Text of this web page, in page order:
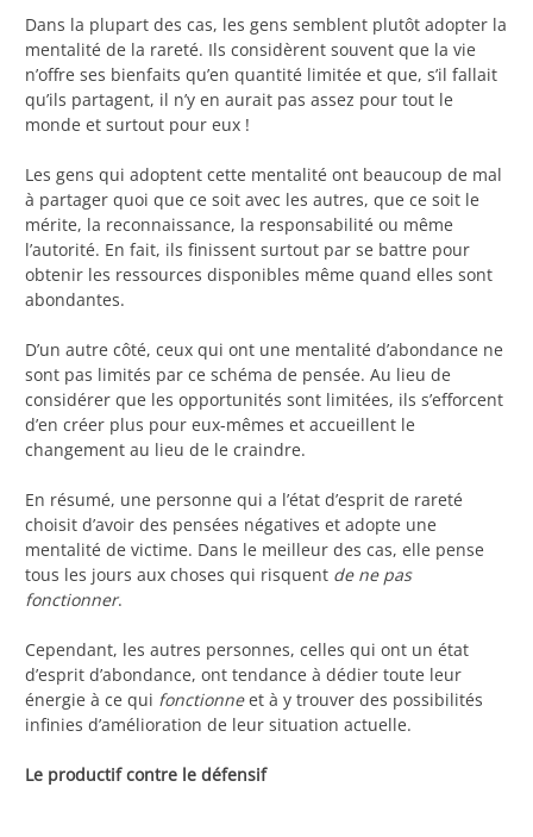
Dans la plupart des cas, les gens semblent plutôt adopter la
mentalité de la rareté. Ils considèrent souvent que la vie
n’offre ses bienfaits qu’en quantité limitée et que, s’il fallait
qu’ils partagent, il n’y en aurait pas assez pour tout le
monde et surtout pour eux !
Les gens qui adoptent cette mentalité ont beaucoup de mal
à partager quoi que ce soit avec les autres, que ce soit le
mérite, la reconnaissance, la responsabilité ou même
l’autorité. En fait, ils finissent surtout par se battre pour
obtenir les ressources disponibles même quand elles sont
abondantes.
D’un autre côté, ceux qui ont une mentalité d’abondance ne
sont pas limités par ce schéma de pensée. Au lieu de
considérer que les opportunités sont limitées, ils s’efforcent
d’en créer plus pour eux-mêmes et accueillent le
changement au lieu de le craindre.
En résumé, une personne qui a l’état d’esprit de rareté
choisit d’avoir des pensées négatives et adopte une
mentalité de victime. Dans le meilleur des cas, elle pense
tous les jours aux choses qui risquent de ne pas
fonctionner.
Cependant, les autres personnes, celles qui ont un état
d’esprit d’abondance, ont tendance à dédier toute leur
énergie à ce qui fonctionneet à y trouver des possibilités
infinies d’amélioration de leur situation actuelle.
Le productif contre le défensif